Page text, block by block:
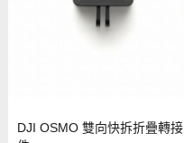
DJI OSMO 雙向快拆折疊轉接